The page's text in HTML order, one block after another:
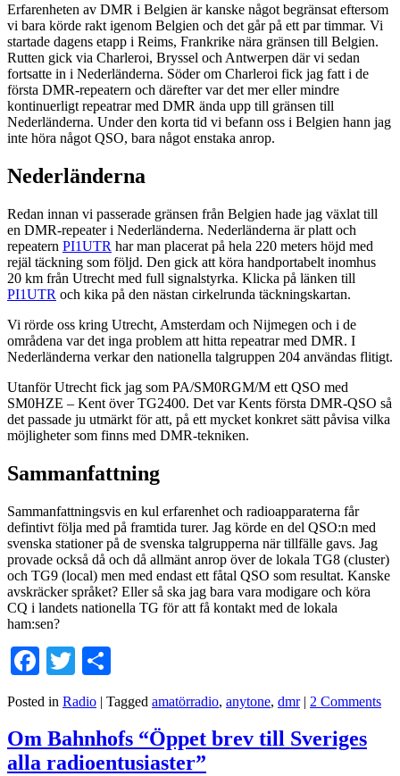
Erfarenheten av DMR i Belgien är kanske något begränsat eftersom
vi bara körde rakt igenom Belgien och det går på ett par timmar. Vi
startade dagens etapp i Reims, Frankrike nära gränsen till Belgien.
Rutten gick via Charleroi, Bryssel och Antwerpen där vi sedan
fortsatte in i Nederländerna. Söder om Charleroi fick jag fatt i de
första DMR-repeatern och därefter var det mer eller mindre
kontinuerligt repeatrar med DMR ända upp till gränsen till
Nederländerna. Under den korta tid vi befann oss i Belgien hann jag
inte höra något QSO, bara något enstaka anrop.
Nederländerna
Redan innan vi passerade gränsen från Belgien hade jag växlat till
en DMR-repeater i Nederländerna. Nederländerna är platt och
repeatern PI1UTR har man placerat på hela 220 meters höjd med
rejäl täckning som följd. Den gick att köra handportabelt inomhus
20 km från Utrecht med full signalstyrka. Klicka på länken till
PI1UTR och kika på den nästan cirkelrunda täckningskartan.
Vi rörde oss kring Utrecht, Amsterdam och Nijmegen och i de
områdena var det inga problem att hitta repeatrar med DMR. I
Nederländerna verkar den nationella talgruppen 204 användas flitigt.
Utanför Utrecht fick jag som PA/SM0RGM/M ett QSO med
SM0HZE – Kent över TG2400. Det var Kents första DMR-QSO så
det passade ju utmärkt för att, på ett mycket konkret sätt påvisa vilka
möjligheter som finns med DMR-tekniken.
Sammanfattning
Sammanfattningsvis en kul erfarenhet och radioapparaterna får
defintivt följa med på framtida turer. Jag körde en del QSO:n med
svenska stationer på de svenska talgrupperna när tillfälle gavs. Jag
provade också då och då allmänt anrop över de lokala TG8 (cluster)
och TG9 (local) men med endast ett fåtal QSO som resultat. Kanske
avskräcker språket? Eller så ska jag bara vara modigare och köra
CQ i landets nationella TG för att få kontakt med de lokala
ham:sen?
Facebook
Twitter
Posted in Radio | Tagged amatörradio, anytone, dmr| 2 Comments
Om Bahnhofs “Öppet brev till Sveriges
alla radioentusiaster”